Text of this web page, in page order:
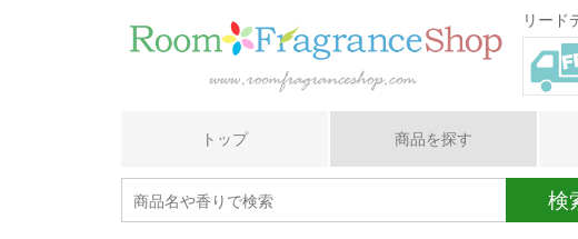
リード
トップ 商品を探す
検